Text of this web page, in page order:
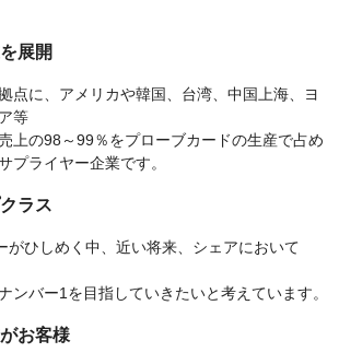
展開
点に、アメリカや韓国、台湾、中国上海、ヨ
等
上の98～99％をプローブカードの生産で占め
プライヤー企業です。
ラス
がひしめく中、近い将来、シェアにおいて
ンバー1を目指していきたいと考えています。
お客様